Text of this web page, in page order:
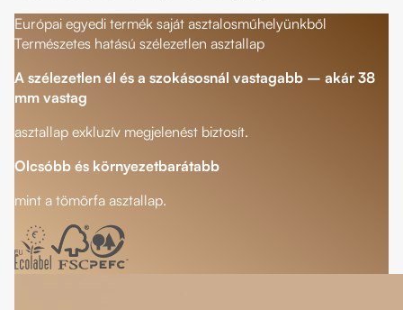
Európai egyedi termék saját asztalosműhelyünkből
Természetes hatású szélezetlen asztallap
A szélezetlen él és a szokásosnál vastagabb – akár 38
mm vastag
asztallap exkluzív megjelenést biztosít.
Olcsóbb és környezetbarátabb
mint a tömörfa asztallap.